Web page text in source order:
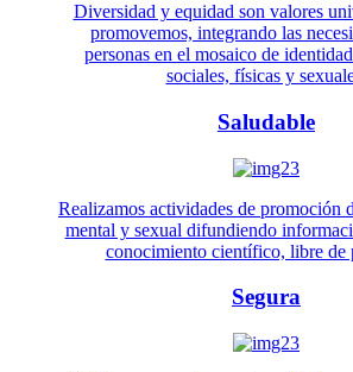
Diversidad y equidad son valores
promovemos, integrando las
personas en el mosaico de
sociales, físicas y
Saludable
Realizamos actividades de promoción
mental y sexual difundiendo
conocimiento científico, libre de
Segura